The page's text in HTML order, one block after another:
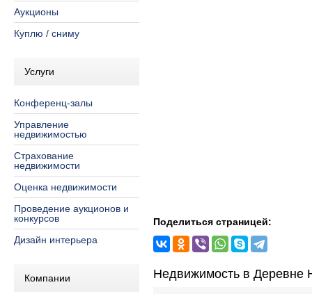
Аукционы
Куплю / сниму
Услуги
Конференц-залы
Управление
недвижимостью
Страхование
недвижимости
Оценка недвижимости
Проведение аукционов и
конкурсов
Дизайн интерьера
Компании
Поделиться страницей:
Недвижимость в Деревне